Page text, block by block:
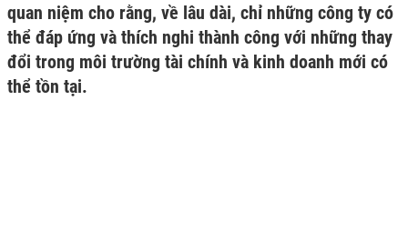
quan niệm cho rằng, về lâu dài, chỉ những công ty có
thể đáp ứng và thích nghi thành công với những thay
đổi trong môi trường tài chính và kinh doanh mới có
thể tồn tại.